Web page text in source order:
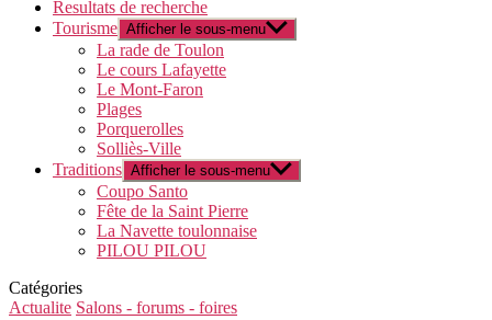
Resultats de recherche
Tourisme Afficher le sous-menu
La rade de Toulon
Le cours Lafayette
Le Mont-Faron
Plages
Porquerolles
Solliès-Ville
Traditions Afficher le sous-menu
Coupo Santo
Fête de la Saint Pierre
La Navette toulonnaise
PILOU PILOU
Catégories
Actualite Salons - forums - foires